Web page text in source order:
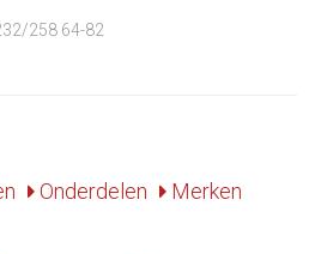
258 64-82
Onderdelen Merken